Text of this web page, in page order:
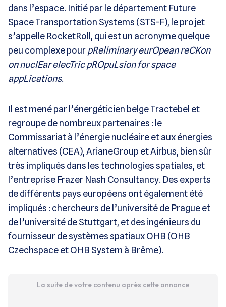
dans l’espace. Initié par le département Future
Space Transportation Systems (STS-F), le projet
s’appelle RocketRoll, qui est un acronyme quelque
peu complexe pourpReliminary eurOpean reCKon
on nuclEar elecTric pROpuLsion for space
appLications.
Il est mené par l’énergéticien belge Tractebel et
regroupe de nombreux partenaires : le
Commissariat à l’énergie nucléaire et aux énergies
alternatives (CEA), ArianeGroup et Airbus, bien sûr
très impliqués dans les technologies spatiales, et
l’entreprise Frazer Nash Consultancy. Des experts
de différents pays européens ont également été
impliqués : chercheurs de l’université de Prague et
de l’université de Stuttgart, et des ingénieurs du
fournisseur de systèmes spatiaux OHB (OHB
Czechspace et OHB System à Brême).
La suite de votre contenu après cette annonce